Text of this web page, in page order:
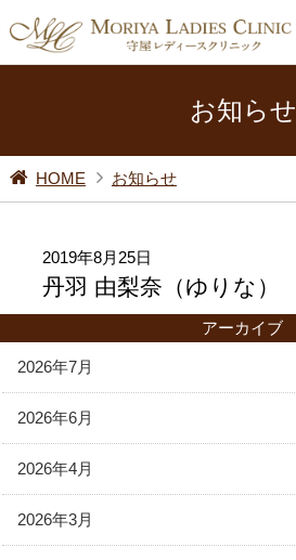
お知らせ
HOME お知らせ
2019年8月25日
丹羽 由梨奈（ゆりな）
アーカイブ
2026年7月
2026年6月
2026年4月
2026年3月